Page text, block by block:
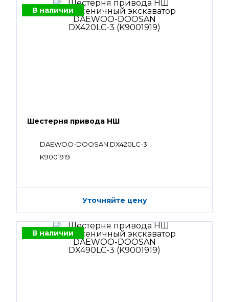
В наличии
Шестерня привода НШ
DAEWOO-DOOSAN DX420LC-3
K9001919
Уточняйте цену
В наличии